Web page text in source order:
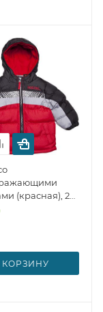
(красная), 2
№ 12097
КОРЗИНУ